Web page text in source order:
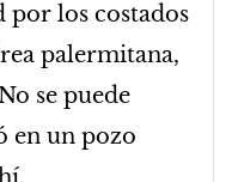
los costados
palermitana,
se puede
en un pozo